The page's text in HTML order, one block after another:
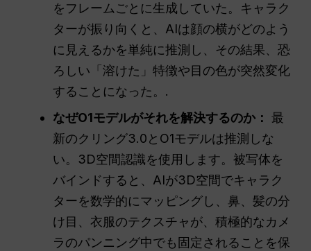
をフレームごとに生成していた。キャラク
ターが振り向くと、AIは顔の横がどのよう
に見えるかを単純に推測し、その結果、恐
ろしい「溶けた」特徴や目の色が突然変化
することになった。.
なぜO1モデルがそれを解決するのか： 最
新のクリング3.0とO1モデルは推測しな
い。3D空間認識を使用します。被写体を
バインドすると、AIが3D空間でキャラク
ターを数学的にマッピングし、鼻、髪の分
け目、衣服のテクスチャが、積極的なカメ
ラのパンニング中でも固定されることを保